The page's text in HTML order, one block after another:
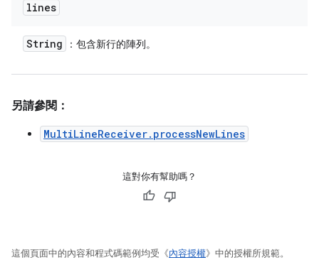
lines
String ：包含新行的陣列。
另請參閱：
MultiLineReceiver.processNewLines
這對你有幫助嗎？
這個頁面中的內容和程式碼範例均受《內容授權》中的授權所規範。